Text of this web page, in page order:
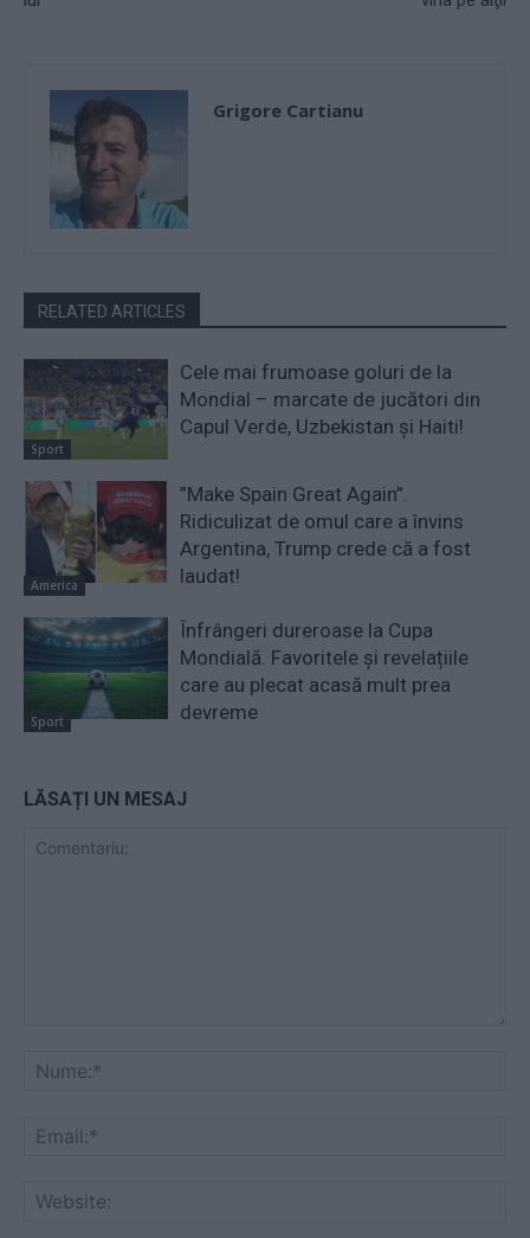
Grigore Cartianu
RELATED ARTICLES
Sport
Cele mai frumoase goluri de la
Mondial – marcate de jucători din
Capul Verde, Uzbekistan și Haiti!
America
”Make Spain Great Again”.
Ridiculizat de omul care a învins
Argentina, Trump crede că a fost
laudat!
Sport
Înfrângeri dureroase la Cupa
Mondială. Favoritele și revelațiile
care au plecat acasă mult prea
devreme
LĂSAȚI UN MESAJ